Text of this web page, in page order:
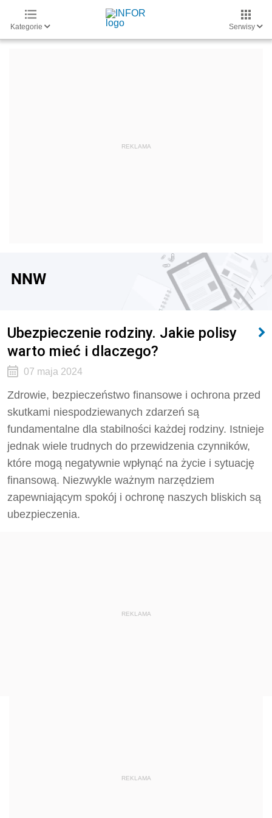
Kategorie Serwisy
NNW
Ubezpieczenie rodziny. Jakie polisy
warto mieć i dlaczego?
07 maja 2024
Zdrowie, bezpieczeństwo finansowe i ochrona przed
skutkami niespodziewanych zdarzeń są
fundamentalne dla stabilności każdej rodziny. Istnieje
jednak wiele trudnych do przewidzenia czynników,
które mogą negatywnie wpłynąć na życie i sytuację
finansową. Niezwykle ważnym narzędziem
zapewniającym spokój i ochronę naszych bliskich są
ubezpieczenia.
REKLAMA
REKLAMA